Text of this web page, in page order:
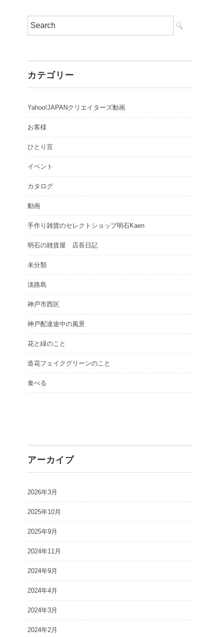
カテゴリー
Yahoo!JAPANクリエイターズ動画
お客様
ひとり言
イベント
カタログ
動画
手作り雑貨のセレクトショップ明石Kaen
明石の雑貨屋 店長日記
未分類
淡路島
神戸市西区
神戸配達途中の風景
花と緑のこと
造花フェイクグリーンのこと
食べる
アーカイブ
2026年3月
2025年10月
2025年9月
2024年11月
2024年9月
2024年4月
2024年3月
2024年2月